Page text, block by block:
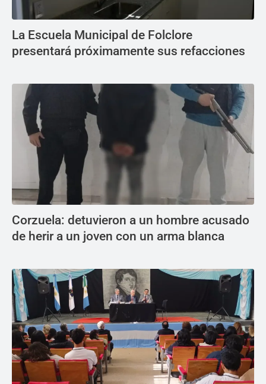
La Escuela Municipal de Folclore
presentará próximamente sus refacciones
Corzuela: detuvieron a un hombre acusado
de herir a un joven con un arma blanca